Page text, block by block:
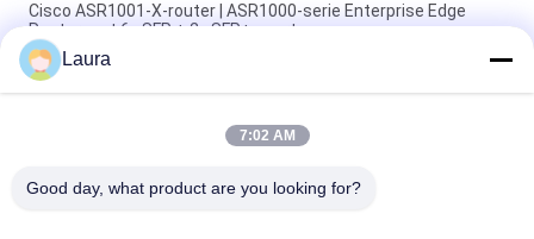
Cisco ASR1001-X-router | ASR1000-serie Enterprise Edge
Router met 6x SFP + 2x SFP+ poorten
Cisco ASR1002-X Aggregation Services-router | 5 Gbps tot 36
Gbps schaalbare WAN-router voor ondernemingen
Nieuwe originele ASR asr1001-x het Netwerkrouter van 1000
Laura
7:02 AM
Good day, what product are you looking for?